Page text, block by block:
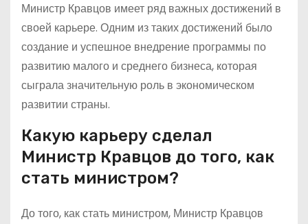
Министр Кравцов имеет ряд важных достижений в
своей карьере. Одним из таких достижений было
создание и успешное внедрение программы по
развитию малого и среднего бизнеса, которая
сыграла значительную роль в экономическом
развитии страны.
Какую карьеру сделал
Министр Кравцов до того, как
стать министром?
До того, как стать министром, Министр Кравцов